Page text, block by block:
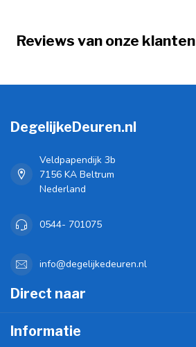
Reviews van onze klanten
DegelijkeDeuren.nl
Veldpapendijk 3b
7156 KA Beltrum
Nederland
0544- 701075
info@degelijkedeuren.nl
Direct naar
Informatie